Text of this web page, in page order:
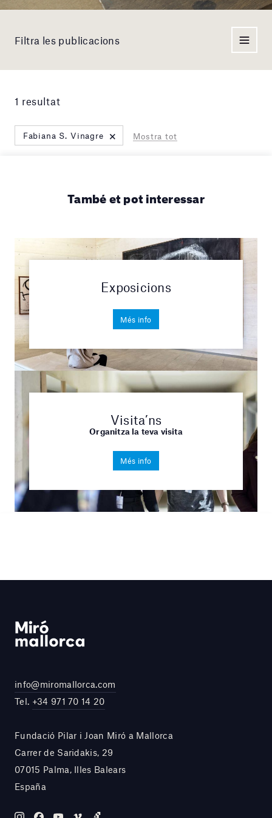
Filtra les publicacions
1 resultat
Fabiana S. Vinagre × Mostra tot
També et pot interessar
Exposicions
Més info
Visita’ns
Organitza la teva visita
Més info
info@miromallorca.com
Tel. +34 971 70 14 20
Fundació Pilar i Joan Miró a Mallorca
Carrer de Saridakis, 29
07015 Palma, Illes Balears
España